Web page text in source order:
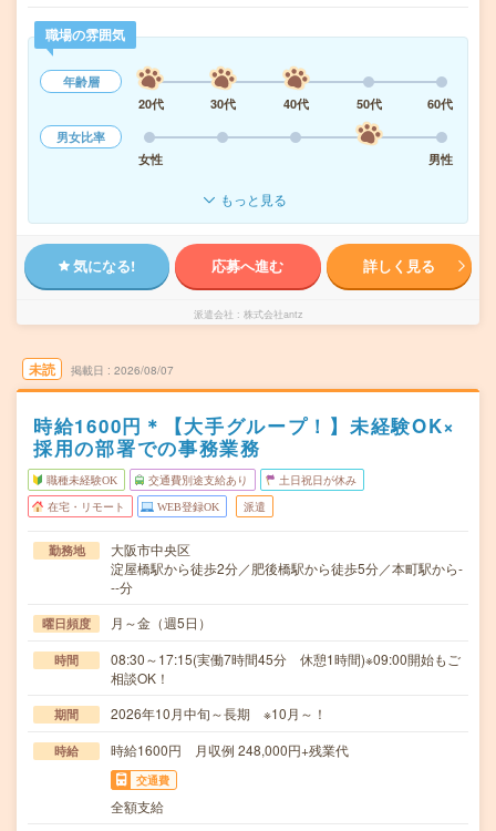
職場の雰囲気
年齢層
20代
30代 40代 50代
60代
男女比率
女性
男性
もっと見る
気になる! 応募へ進む 詳しく見る
派遣会社 株式会社antz
未読 掲載日 2026/08/07
時給1600円＊【大手グループ！】未経験OK×
採用の部署での事務業務
職種未経験OK 交通費別途支給あり 土日祝日が休み
在宅・リモート WEB登録OK 派遣
勤務地
大阪市中央区
淀屋橋駅から徒歩2分／肥後橋駅から徒歩5分／本町駅から-
--分
曜日頻度 月～金（週5日）
時間
08:30～17:15(実働7時間45分 休憩1時間)※09:00開始もご
相談OK！
期間 2026年10月中旬～長期 ※10月～！
時給 時給1600円 月収例 248,000円+残業代
交通費
全額支給